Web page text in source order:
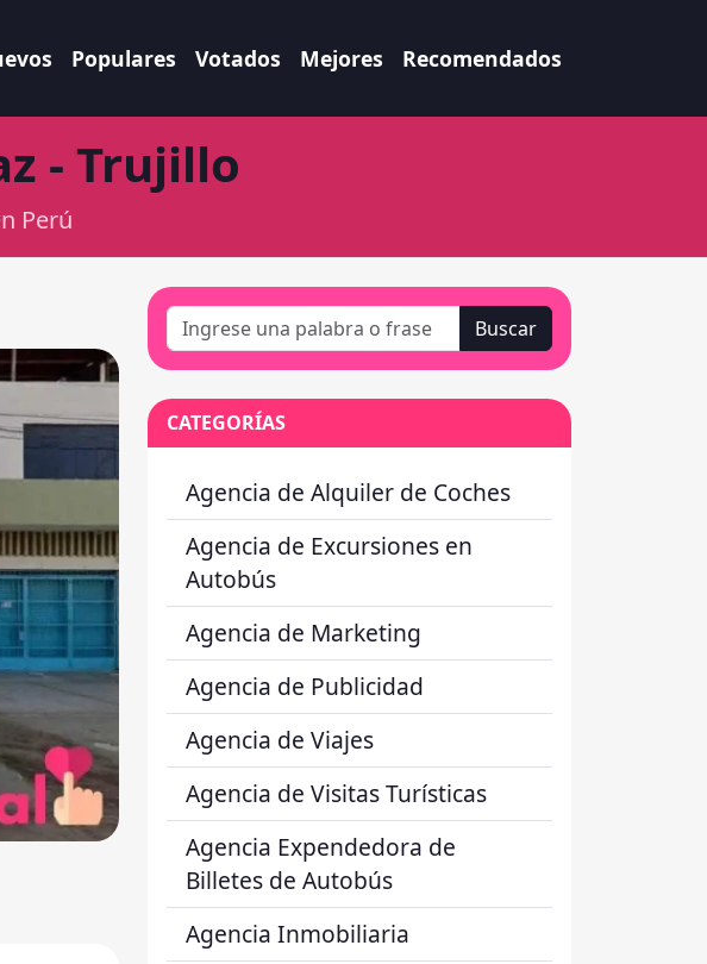
Populares Votados Mejores Recomendados
- Trujillo
Perú
Buscar
CATEGORÍAS
Agencia de Alquiler de Coches
Agencia de Excursiones en
Autobús
Agencia de Marketing
Agencia de Publicidad
Agencia de Viajes
Agencia de Visitas Turísticas
Agencia Expendedora de
Billetes de Autobús
Agencia Inmobiliaria